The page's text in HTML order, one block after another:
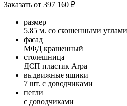
Заказать от 397 160 ₽
размер
5.85 м. со скошенными углами
фасад
МФД крашенный
столешница
ДСП пластик Arpa
выдвижные ящики
7 шт. с доводчиками
петли
с доводчиками